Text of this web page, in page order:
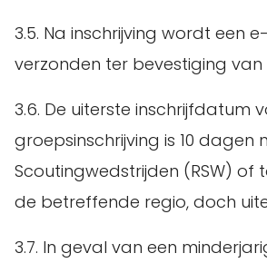
3.5. Na inschrijving wordt een
verzonden ter bevestiging van
3.6. De uiterste inschrijfdatum
groepsinschrijving is 10 dagen
Scoutingwedstrijden (RSW) of
de betreffende regio, doch
3.7. In geval van een